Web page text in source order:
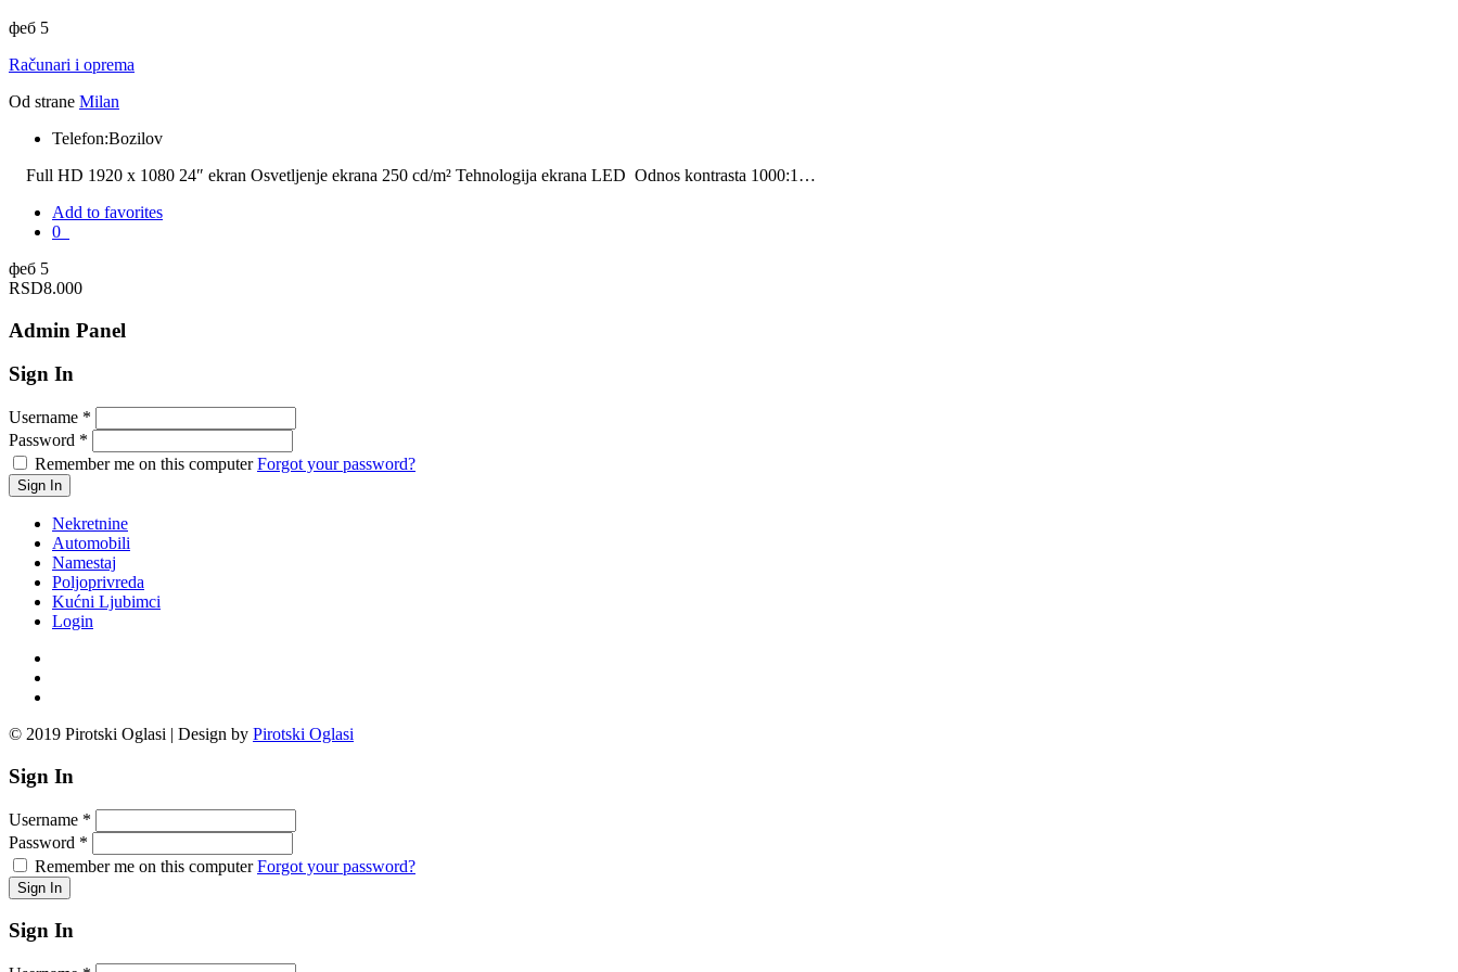
феб 5
Računari i oprema
Od strane Milan
Telefon:Bozilov
Full HD 1920 x 1080 24″ ekran Osvetljenje ekrana 250 cd/m² Tehnologija ekrana LED Odnos kontrasta 1000:1…
Add to favorites
0
феб 5
RSD8.000
Admin Panel
Sign In
Username *
Password *
Remember me on this computerForgot your password?
Nekretnine
Automobili
Namestaj
Poljoprivreda
Kućni Ljubimci
Login
© 2019 Pirotski Oglasi | Design by Pirotski Oglasi
Sign In
Username *
Password *
Remember me on this computerForgot your password?
Sign In